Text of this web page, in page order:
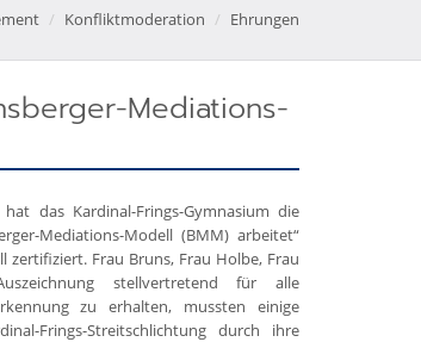
Konfliktmoderation Ehrungen
Mediations-
das Kardinal-Frings-Gymnasium die
Mediations-Modell (BMM) arbeitet“
Frau Bruns, Frau Holbe, Frau
stellvertretend für alle
zu erhalten, mussten einige
Frings-Streitschlichtung durch ihre